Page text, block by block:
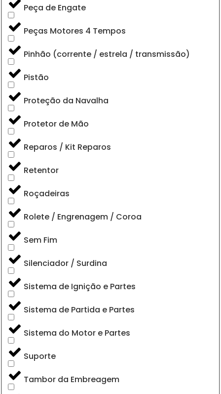
Peça de Engate
Peças Motores 4 Tempos
Pinhão (corrente / estrela / transmissão)
Pistão
Proteção da Navalha
Protetor de Mão
Reparos / Kit Reparos
Retentor
Roçadeiras
Rolete / Engrenagem / Coroa
Sem Fim
Silenciador / Surdina
Sistema de Ignição e Partes
Sistema de Partida e Partes
Sistema do Motor e Partes
Suporte
Tambor da Embreagem